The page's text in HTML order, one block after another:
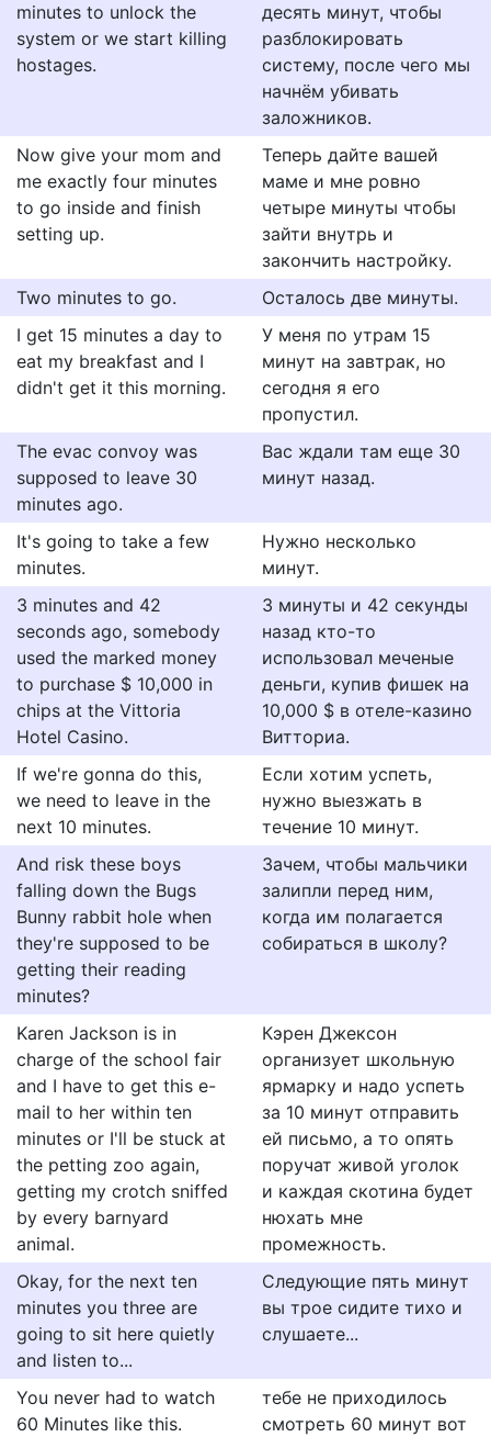
minutes to unlock the
system or we start killing
hostages.
десять минут, чтобы
разблокировать
систему, после чего мы
начнём убивать
заложников.
Now give your mom and
me exactly four minutes
to go inside and finish
setting up.
Теперь дайте вашей
маме и мне ровно
четыре минуты чтобы
зайти внутрь и
закончить настройку.
Two minutes to go.
Осталось две минуты.
I get 15 minutes a day to
eat my breakfast and I
didn't get it this morning.
У меня по утрам 15
минут на завтрак, но
сегодня я его
пропустил.
The evac convoy was
supposed to leave 30
minutes ago.
Вас ждали там еще 30
минут назад.
It's going to take a few
minutes.
Нужно несколько
минут.
3 minutes and 42
seconds ago, somebody
used the marked money
to purchase $ 10,000 in
chips at the Vittoria
Hotel Casino.
3 минуты и 42 секунды
назад кто-то
использовал меченые
деньги, купив фишек на
10,000 $ в отеле-казино
Витториа.
If we're gonna do this,
we need to leave in the
next 10 minutes.
Если хотим успеть,
нужно выезжать в
течение 10 минут.
And risk these boys
falling down the Bugs
Bunny rabbit hole when
they're supposed to be
getting their reading
minutes?
Зачем, чтобы мальчики
залипли перед ним,
когда им полагается
собираться в школу?
Karen Jackson is in
charge of the school fair
and I have to get this e-
mail to her within ten
minutes or I'll be stuck at
the petting zoo again,
getting my crotch sniffed
by every barnyard
animal.
Кэрен Джексон
организует школьную
ярмарку и надо успеть
за 10 минут отправить
ей письмо, а то опять
поручат живой уголок
и каждая скотина будет
нюхать мне
промежность.
Okay, for the next ten
minutes you three are
going to sit here quietly
and listen to...
Следующие пять минут
вы трое сидите тихо и
слушаете...
You never had to watch
60 Minutes like this.
тебе не приходилось
смотреть 60 минут вот